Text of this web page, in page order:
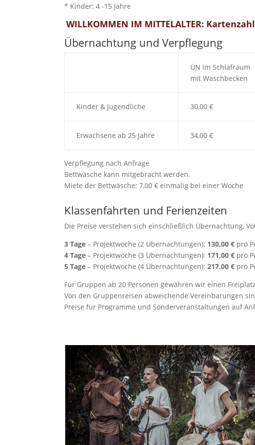
* Kinder: 4 -15 Jahre
WILLKOMMEN IM MITTELALTER:
Übernachtung und Verpflegung
ÜN im Schlafraum
mit Waschbecken
Kinder & Jugendliche 30,00 €
Erwachsene ab 25 Jahre 34,00 €
Verpflegung nach Anfrage
Bettwäsche kann mitgebracht werden.
Miete der Bettwäsche: 7,00 € einmalig bei einer Woche
Klassenfahrten und Ferienzeiten
Die Preise verstehen sich einschließlich Übernachtung,
3 Tage – Projektwoche (2 Übernachtungen): 130,00 € pro
4 Tage – Projektwoche (3 Übernachtungen): 171,00 € pro
5 Tage – Projektwoche (4 Übernachtungen): 217,00 € pro
Für Gruppen ab 20 Personen gewähren wir einen
Von den Gruppenreisen abweichende Vereinbarungen
Preise für Programme und Sonderveranstaltungen auf